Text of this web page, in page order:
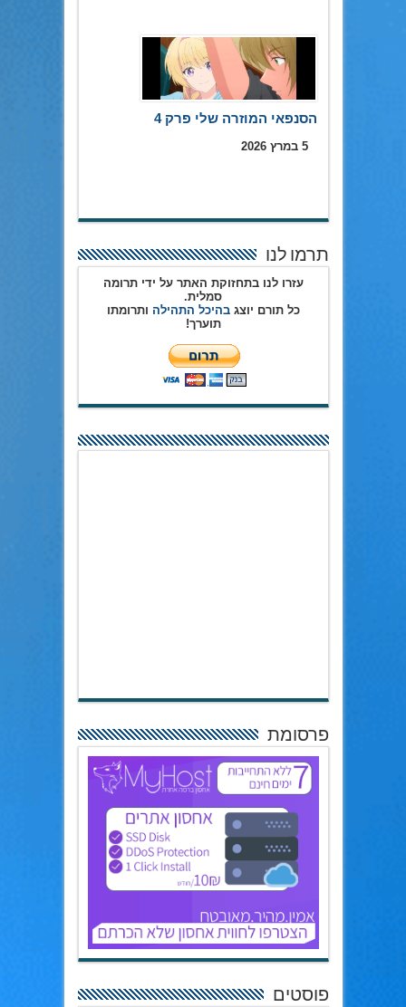
הסנפאי המוזרה שלי פרק 4
5 במרץ 2026
תרמו לנו
עזרו לנו בתחזוקת האתר על ידי תרומה
סמלית.
כל תורם יוצגבהיכל התהילה ותרומתו
תוערך!
פרסומת
פוסטים